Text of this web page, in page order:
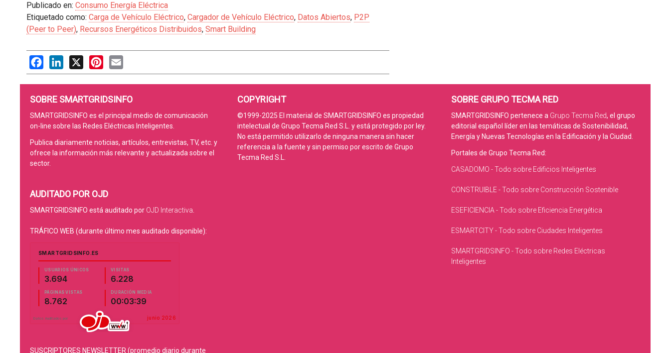
Publicado en: Consumo Energía Eléctrica
Etiquetado como: Carga de Vehículo Eléctrico, Cargador de Vehículo Eléctrico, Datos Abiertos, P2P
(Peer to Peer), Recursos Energéticos Distribuidos, Smart Building
FacebookLinkedIn
X PinterestEmail
SOBRE SMARTGRIDSINFO
SMARTGRIDSINFO es el principal medio de comunicación
on-line sobre las Redes Eléctricas Inteligentes.
Publica diariamente noticias, artículos, entrevistas, TV, etc. y
ofrece la información más relevante y actualizada sobre el
sector.
AUDITADO POR OJD
SMARTGRIDSINFO está auditado por OJD Interactiva
TRÁFICO WEB (durante último mes auditado disponible):
SUSCRIPTORES NEWSLETTER (promedio diario durante
COPYRIGHT
©1999-2025 El material de SMARTGRIDSINFO es propiedad
intelectual de Grupo Tecma Red S.L. y está protegido por ley.
No está permitido utilizarlo de ninguna manera sin hacer
referencia a la fuente y sin permiso por escrito de Grupo
Tecma Red S.L.
SOBRE GRUPO TECMA RED
SMARTGRIDSINFO pertenece a Grupo Tecma Red, el grupo
editorial español líder en las temáticas de Sostenibilidad,
Energía y Nuevas Tecnologías en la Edificación y la Ciudad.
Portales de Grupo Tecma Red:
CASADOMO - Todo sobre Edificios Inteligentes
CONSTRUIBLE - Todo sobre Construcción Sostenible
ESEFICIENCIA - Todo sobre Eficiencia Energética
ESMARTCITY - Todo sobre Ciudades Inteligentes
SMARTGRIDSINFO - Todo sobre Redes Eléctricas
Inteligentes